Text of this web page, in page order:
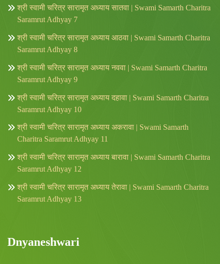
श्री स्वामी चरित्र सारामृत अध्याय सातवा | Swami Samarth Charitra
Saramrut Adhyay 7
श्री स्वामी चरित्र सारामृत अध्याय आठवा | Swami Samarth Charitra
Saramrut Adhyay 8
श्री स्वामी चरित्र सारामृत अध्याय नववा | Swami Samarth Charitra
Saramrut Adhyay 9
श्री स्वामी चरित्र सारामृत अध्याय दहावा | Swami Samarth Charitra
Saramrut Adhyay 10
श्री स्वामी चरित्र सारामृत अध्याय अकरावा | Swami Samarth
Charitra Saramrut Adhyay 11
श्री स्वामी चरित्र सारामृत अध्याय बारावा | Swami Samarth Charitra
Saramrut Adhyay 12
श्री स्वामी चरित्र सारामृत अध्याय तेरावा | Swami Samarth Charitra
Saramrut Adhyay 13
Dnyaneshwari